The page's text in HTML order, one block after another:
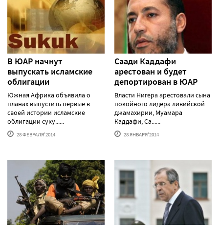
В ЮАР начнут
выпускать исламские
облигации
Южная Африка объявила о
планах выпустить первые в
своей истории исламские
облигации суку......
28 ФЕВРАЛЯ'2014
Саади Каддафи
арестован и будет
депортирован в ЮАР
Власти Нигера арестовали сына
покойного лидера ливийской
джамахирии, Муамара
Каддафи, Са......
28 ЯНВАРЯ'2014